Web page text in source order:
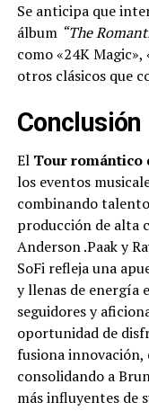
Se anticipa que
álbum “The
como «24K Magic»,
otros clásicos que
Conclusión
El Tour romántico
los eventos
combinando
producción de alta
Anderson .Paak y
SoFi refleja una
y llenas de energía
seguidores y
oportunidad de
fusiona innovación,
consolidando a
más influyentes de